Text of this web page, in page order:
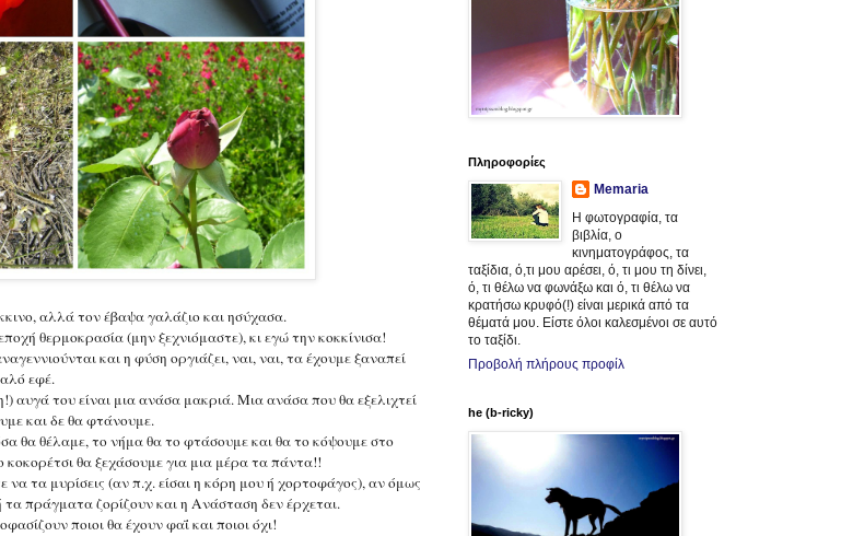
αλλά τον έβαψα γαλάζιο και ησύχασα.
θερμοκρασία (μην ξεχνιόμαστε), κι εγώ την κοκκίνισα!
και η φύση οργιάζει, ναι, ναι, τα έχουμε ξαναπεί
εφέ.
του είναι μια ανάσα μακριά. Μια ανάσα που θα εξελιχτεί
και δε θα φτάνουμε.
θα θέλαμε, το νήμα θα το φτάσουμε και θα το κόψουμε στο
θα ξεχάσουμε για μια μέρα τα πάντα!!
να τα μυρίσεις (αν π.χ. είσαι η κόρη μου ή χορτοφάγος), αν όμως
τα πράγματα ζορίζουν και η Ανάσταση δεν έρχεται.
ποιοι θα έχουν φαΐ και ποιοι όχι!
Πληροφορίες
Memaria
Η φωτογραφία, τα
βιβλία, ο
κινηματογράφος, τα
ταξίδια, ό,τι μου αρέσει, ό, τι μου τη δίνει,
ό, τι θέλω να φωνάξω και ό, τι θέλω να
κρατήσω κρυφό(!) είναι μερικά από τα
θέματά μου. Είστε όλοι καλεσμένοι σε αυτό
το ταξίδι.
Προβολή πλήρους προφίλ
he (b-ricky)